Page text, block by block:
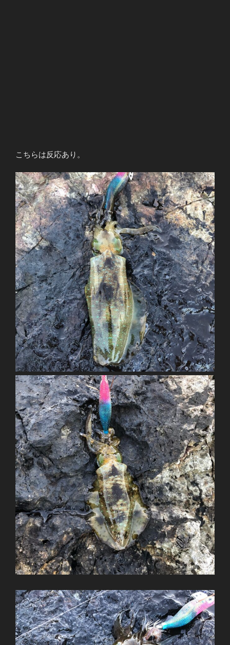
こちらは反応あり。